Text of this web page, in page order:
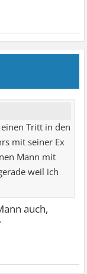
Tritt in den
mit seiner Ex
Mann mit
weil ich
auch,